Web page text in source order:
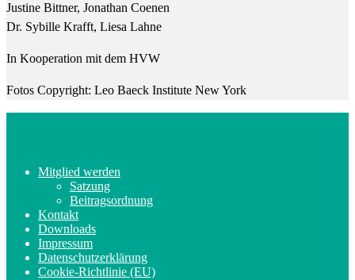
Justine Bittner, Jonathan Coenen
Dr. Sybille Krafft, Liesa Lahne
In Kooperation mit dem HVW
Fotos Copyright: Leo Baeck Institute New York
Mitglied werden
Satzung
Beitragsordnung
Kontakt
Downloads
Impressum
Datenschutzerklärung
Cookie-Richtlinie (EU)